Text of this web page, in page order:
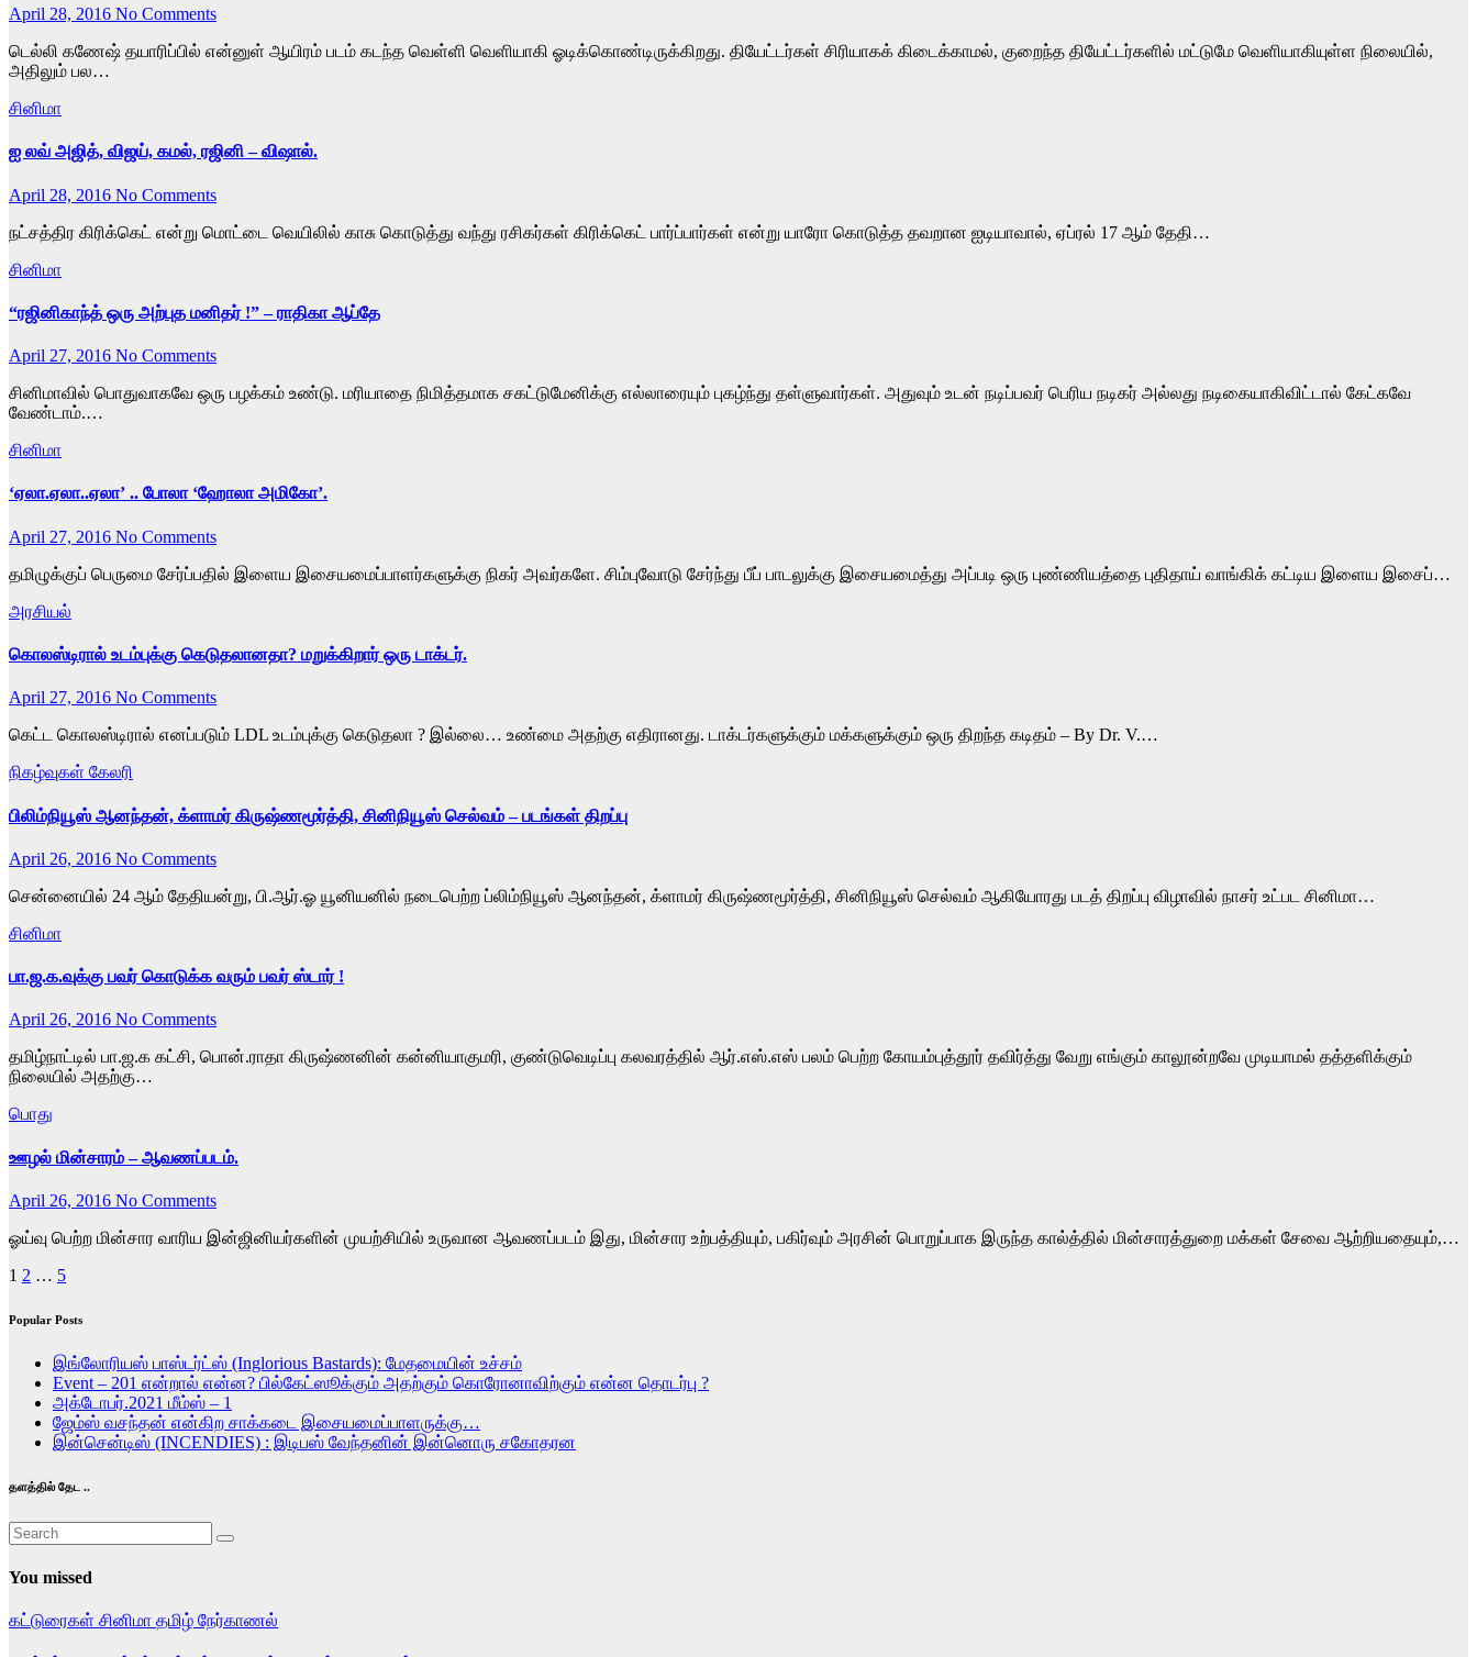
April 28, 2016 No Comments
டெல்லி கணேஷ் தயாரிப்பில் என்னுள் ஆயிரம் படம் கடந்த வெள்ளி வெளியாகி ஓடிக்கொண்டிருக்கிறது. தியேட்டர்கள் சிரியாகக் கிடைக்காமல், குறைந்த தியேட்டர்களில் மட்டுமே வெளியாகியுள்ள நிலையில்,
அதிலும் பல…
சினிமா
ஐ லவ் அஜித், விஜய், கமல், ரஜினி – விஷால்.
April 28, 2016 No Comments
நட்சத்திர கிரிக்கெட் என்று மொட்டை வெயிலில் காசு கொடுத்து வந்து ரசிகர்கள் கிரிக்கெட் பார்ப்பார்கள் என்று யாரோ கொடுத்த தவறான ஐடியாவால், ஏப்ரல் 17 ஆம் தேதி…
சினிமா
“ரஜினிகாந்த் ஒரு அற்புத மனிதர் !” – ராதிகா ஆப்தே
April 27, 2016 No Comments
சினிமாவில் பொதுவாகவே ஒரு பழக்கம் உண்டு. மரியாதை நிமித்தமாக சகட்டுமேனிக்கு எல்லாரையும் புகழ்ந்து தள்ளுவார்கள். அதுவும் உடன் நடிப்பவர் பெரிய நடிகர் அல்லது நடிகையாகிவிட்டால் கேட்கவே
வேண்டாம்.…
சினிமா
‘ஏலா.ஏலா..ஏலா’ .. போலா ‘ஹோலா அமிகோ’.
April 27, 2016 No Comments
தமிழுக்குப் பெருமை சேர்ப்பதில் இளைய இசையமைப்பாளர்களுக்கு நிகர் அவர்களே. சிம்புவோடு சேர்ந்து பீப் பாடலுக்கு இசையமைத்து அப்படி ஒரு புண்ணியத்தை புதிதாய் வாங்கிக் கட்டிய இளைய இசைப்…
அரசியல்
கொலஸ்டிரால் உடம்புக்கு கெடுதலானதா? மறுக்கிறார் ஒரு டாக்டர்.
April 27, 2016 No Comments
கெட்ட கொலஸ்டிரால் எனப்படும் LDL உடம்புக்கு கெடுதலா ? இல்லை… உண்மை அதற்கு எதிரானது. டாக்டர்களுக்கும் மக்களுக்கும் ஒரு திறந்த கடிதம் – By Dr. V.…
நிகழ்வுகள் கேலரி
பிலிம்நியூஸ் ஆனந்தன், க்ளாமர் கிருஷ்ணமூர்த்தி, சினிநியூஸ் செல்வம் – படங்கள் திறப்பு
April 26, 2016 No Comments
சென்னையில் 24 ஆம் தேதியன்று, பி.ஆர்.ஓ யூனியனில் நடைபெற்ற ப்லிம்நியூஸ் ஆனந்தன், க்ளாமர் கிருஷ்ணமூர்த்தி, சினிநியூஸ் செல்வம் ஆகியோரது படத் திறப்பு விழாவில் நாசர் உட்பட சினிமா…
சினிமா
பா.ஜ.க.வுக்கு பவர் கொடுக்க வரும் பவர் ஸ்டார் !
April 26, 2016 No Comments
தமிழ்நாட்டில் பா.ஜ.க கட்சி, பொன்.ராதா கிருஷ்ணனின் கன்னியாகுமரி, குண்டுவெடிப்பு கலவரத்தில் ஆர்.எஸ்.எஸ் பலம் பெற்ற கோயம்புத்தூர் தவிர்த்து வேறு எங்கும் காலூன்றவே முடியாமல் தத்தளிக்கும்
நிலையில் அதற்கு…
பொது
ஊழல் மின்சாரம் – ஆவணப்படம்.
April 26, 2016 No Comments
ஓய்வு பெற்ற மின்சார வாரிய இன்ஜினியர்களின் முயற்சியில் உருவான ஆவணப்படம் இது, மின்சார உற்பத்தியும், பகிர்வும் அரசின் பொறுப்பாக இருந்த கால்த்தில் மின்சாரத்துறை மக்கள் சேவை ஆற்றியதையும்,…
Posts
pagination
1 2 … 5
Popular Posts
இங்லோரியஸ் பாஸ்டர்ட்ஸ் (Inglorious Bastards): மேதமையின் உச்சம்
Event – 201 என்றால் என்ன? பில்கேட்ஸூக்கும் அதற்கும் கொரோனாவிற்கும் என்ன தொடர்பு ?
அக்டோபர்.2021 மீம்ஸ் – 1
ஜேம்ஸ் வசந்தன் என்கிற சாக்கடை இசையமைப்பாளருக்கு…
இன்சென்டிஸ் (INCENDIES) : இடிபஸ் வேந்தனின் இன்னொரு சகோதரன
தளத்தில் தேட ..
You missed
கட்டுரைகள் சினிமா தமிழ் நேர்காணல்